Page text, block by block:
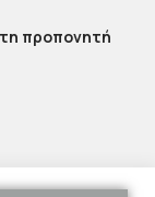
προπονητή